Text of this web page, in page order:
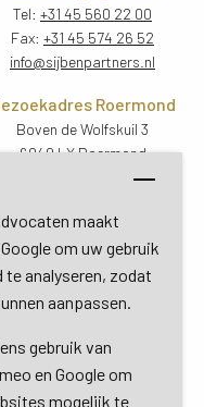
maakt
om uw gebruik
analyseren, zodat
aanpassen.
gebruik van
en Google om
mogelijk te
Tel: +31 45 560 22 00
Fax: +31 45 574 26 52
info@sijbenpartners.nl
Roermond
Boven de Wolfskuil 3
6049 LX Roermond
Routebeschrijving
Bilt
13
& Partners